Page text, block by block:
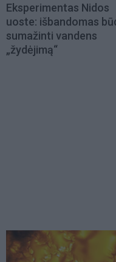
Eksperimentas Nidos
uoste: išbandomas
sumažinti vandens
„žydėjimą“